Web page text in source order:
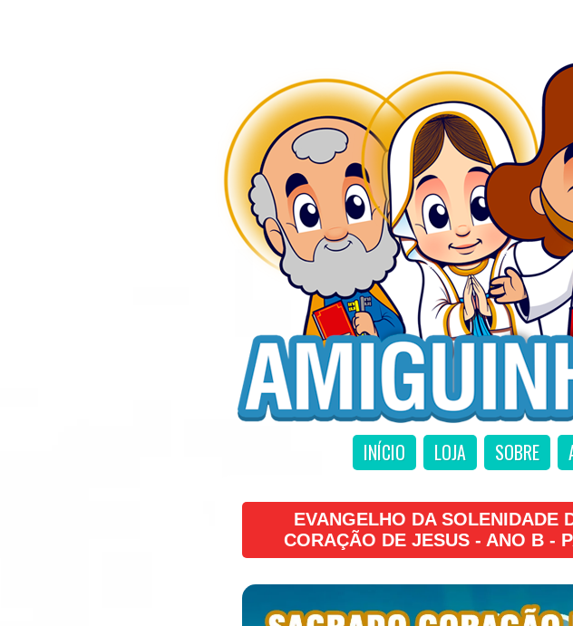
INÍCIO LOJA SOBRE
EVANGELHO DA SOLENIDADE
CORAÇÃO DE JESUS - ANO B -